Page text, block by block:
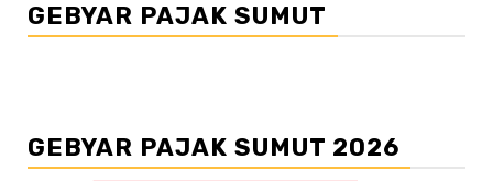
GEBYAR PAJAK SUMUT
GEBYAR PAJAK SUMUT 2026